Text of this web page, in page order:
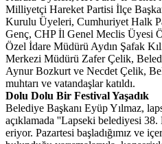
Milliyetçi Hareket Partisi İlçe
Kurulu Üyeleri, Cumhuriyet Halk
Genç, CHP İl Genel Meclis Üyesi
Özel İdare Müdürü Aydın Şafak
Merkezi Müdürü Zafer Çelik,
Aynur Bozkurt ve Necdet Çelik,
muhtarı ve vatandaşlar katıldı.
Dolu Dolu Bir Festival Yaşadık
Belediye Başkanı Eyüp Yılmaz,
açıklamada ''Lapseki belediyesi
eriyor. Pazartesi başladığımız ve